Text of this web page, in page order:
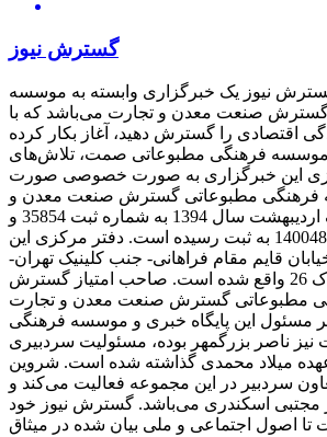
گسترش نیوز
نیوز یک خبرگزاری وابسته به موسسه
صنعت معدن و تجارت می‌باشد که با
اقتصادی را گسترش دهید، آغاز بکار کرده
فرهنگی مطبوعاتی صمت، تلاش‌های
این خبرگزاری به صورت خصوصی صورت
فرهنگی مطبوعاتی گسترش صنعت معدن و
تجارت، در تاریخ یک اردیبهشت سال 1394 به شماره ثبت 35854 و
شناسه ملی 14004862024 به ثبت رسیده است. دفتر مرکزی این
قایم مقام فراهانی- جنب کلینیک تهران-
کوچه آزادگان - پلاک 26 واقع شده است. صاحب امتیاز گسترش
مطبوعاتی گسترش صنعت معدن و تجارت
مسئول این پایگاه خبری و موسسه فرهنگی
ناصر بزرگمهر بوده، مسئولیت سردبیری
میلاد محمدی گذاشته شده است. شروین
سردبیر در این مجموعه فعالیت می‌کند و
مجتبی اسکندری می‌باشد. گسترش نیوز خود
اصول اجتماعی و ملی بیان شده در میثاق